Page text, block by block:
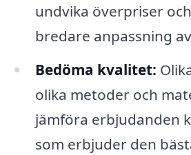
undvika överpriser
bredare anpassning
Bedöma kvalitet:
olika metoder och
jämföra erbjudanden
som erbjuder den